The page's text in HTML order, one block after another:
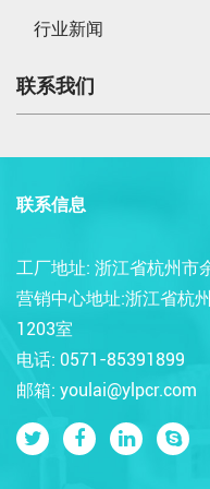
行业新闻
联系我们
联系信息
工厂地址: 浙江省杭州市
营销中心地址:浙江省杭
1203室
电话: 0571-85391899
邮箱: youlai@ylpcr.com